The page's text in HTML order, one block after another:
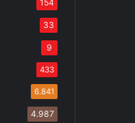
154
33
9
433
6.841
4.987